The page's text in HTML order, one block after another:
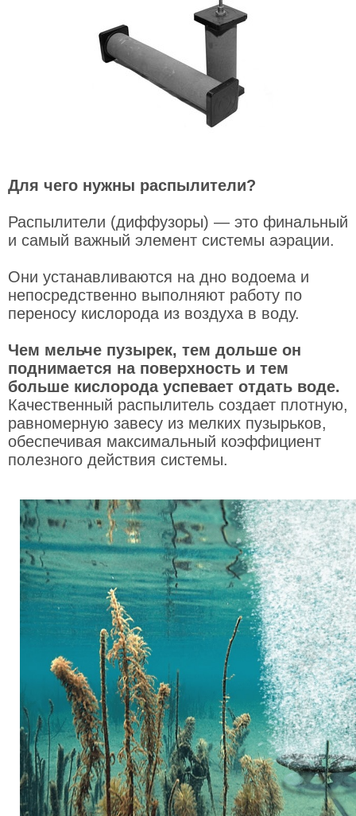
Для чего нужны распылители?
Распылители (диффузоры) — это финальный
и самый важный элемент системы аэрации.
Они устанавливаются на дно водоема и
непосредственно выполняют работу по
переносу кислорода из воздуха в воду.
Чем мельче пузырек, тем дольше он
поднимается на поверхность и тем
больше кислорода успевает отдать воде.
Качественный распылитель создает плотную,
равномерную завесу из мелких пузырьков,
обеспечивая максимальный коэффициент
полезного действия системы.